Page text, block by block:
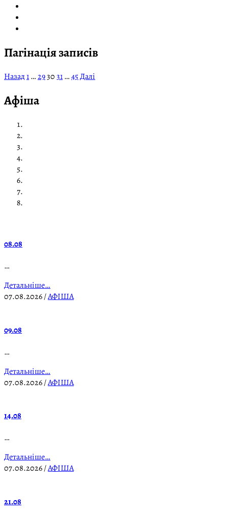
Пагінація записів
Назад1…293031…45Далі
Афіша
08.08
…
Детальніше…
07.08.2026/АФІША
09.08
…
Детальніше…
07.08.2026/АФІША
14.08
…
Детальніше…
07.08.2026/АФІША
21.08